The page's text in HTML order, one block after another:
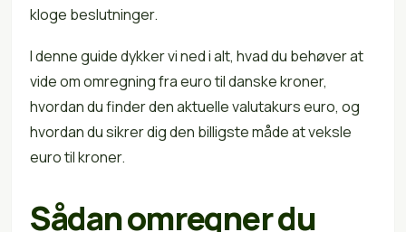
kloge beslutninger.
I denne guide dykker vi ned i alt, hvad du behøver at
vide om omregning fra euro til danske kroner,
hvordan du finder den aktuelle valutakurs euro, og
hvordan du sikrer dig den billigste måde at veksle
euro til kroner.
Sådan omregner du